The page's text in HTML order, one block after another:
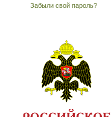
Забыли свой пароль?